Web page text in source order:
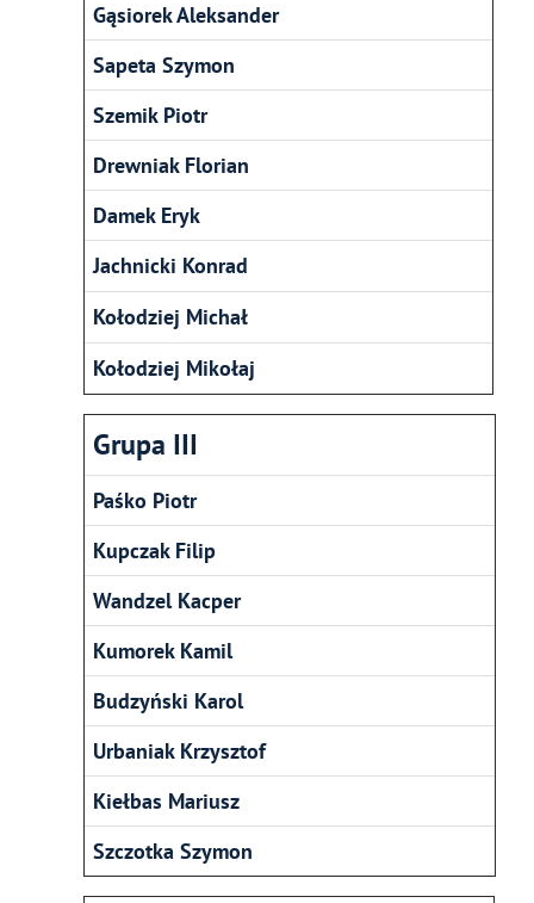
Gąsiorek Aleksander
Sapeta Szymon
Szemik Piotr
Drewniak Florian
Damek Eryk
Jachnicki Konrad
Kołodziej Michał
Kołodziej Mikołaj
Grupa III
Paśko Piotr
Kupczak Filip
Wandzel Kacper
Kumorek Kamil
Budzyński Karol
Urbaniak Krzysztof
Kiełbas Mariusz
Szczotka Szymon